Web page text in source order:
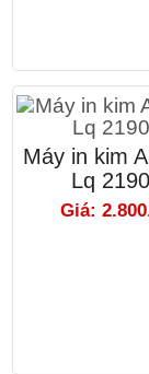
Máy in kim
Lq
Giá: